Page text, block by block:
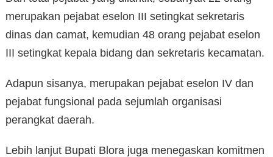
merupakan pejabat eselon III setingkat sekretaris
dinas dan camat, kemudian 48 orang pejabat eselon
III setingkat kepala bidang dan sekretaris kecamatan.
Adapun sisanya, merupakan pejabat eselon IV dan
pejabat fungsional pada sejumlah organisasi
perangkat daerah.
Lebih lanjut Bupati Blora juga menegaskan komitmen